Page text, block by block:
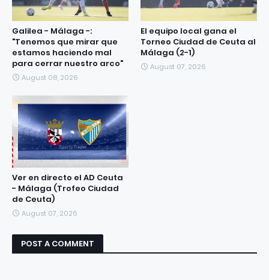
Galilea - Málaga -:
"Tenemos que mirar que
estamos haciendo mal
para cerrar nuestro arco"
August 08, 2026
El equipo local gana el
Torneo Ciudad de Ceuta al
Málaga (2-1)
August 07, 2026
Ver en directo el AD Ceuta
- Málaga (Trofeo Ciudad
de Ceuta)
August 07, 2026
POST A COMMENT